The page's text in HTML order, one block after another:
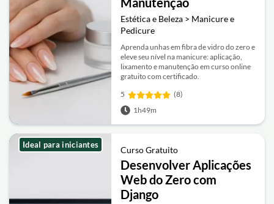
Estética e Beleza > Manicure e
Pedicure
Aprenda unhas em fibra de vidro do zero e
eleve seu nível na manicure: aplicação,
lixamento e manutenção em curso online
gratuito com certificado.
5
(8)
1h49m
Curso Gratuito
Desenvolver Aplicações
Web do Zero com
Django
Ideal para iniciantes